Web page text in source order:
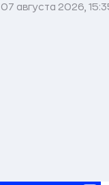
07 августа 2026,